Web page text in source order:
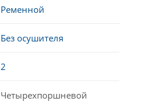
Ременной
Без осушителя
2
Четырехпоршневой